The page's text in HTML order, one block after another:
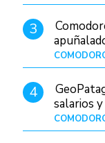
3
4
salarios